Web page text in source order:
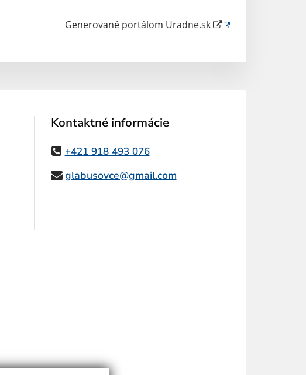
Generované portálom Uradne.sk
Kontaktné informácie
+421 918 493 076
glabusovce@gmail.com